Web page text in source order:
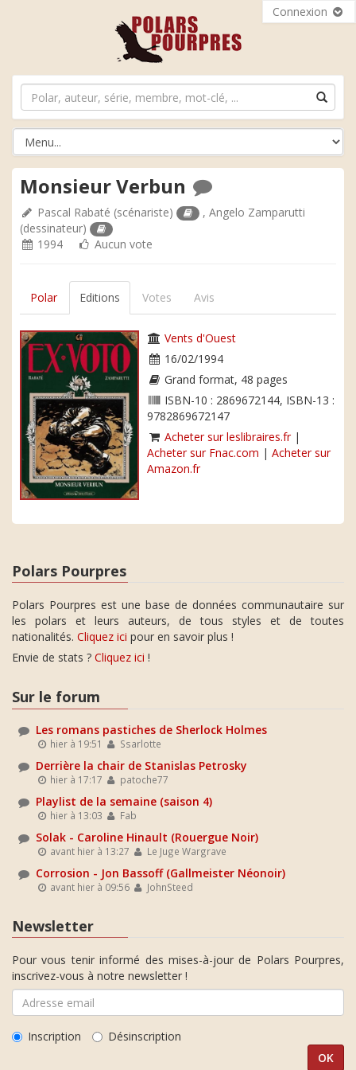
Connexion
Monsieur Verbun
Pascal Rabaté (scénariste) ,Angelo Zamparutti
(dessinateur)
1994
Aucun vote
Polar Editions Votes Avis
Vents d'Ouest
16/02/1994
Grand format, 48 pages
ISBN-10 : 2869672144, ISBN-13 :
9782869672147
Acheter sur leslibraires.fr|
Acheter sur Fnac.com | Acheter sur
Amazon.fr
Polars Pourpres
Polars Pourpres est une base de données communautaire sur
les polars et leurs auteurs, de tous styles et de toutes
nationalités. Cliquez ici pour en savoir plus !
Envie de stats ? Cliquez ici !
Sur le forum
Les romans pastiches de Sherlock Holmes
hier à 19:51 Ssarlotte
Derrière la chair de Stanislas Petrosky
hier à 17:17 patoche77
Playlist de la semaine (saison 4)
hier à 13:03 Fab
Solak - Caroline Hinault (Rouergue Noir)
avant hier à 13:27 Le Juge Wargrave
Corrosion - Jon Bassoff (Gallmeister Néonoir)
avant hier à 09:56 JohnSteed
Newsletter
Pour vous tenir informé des mises-à-jour de Polars Pourpres,
inscrivez-vous à notre newsletter !
Inscription Désinscription